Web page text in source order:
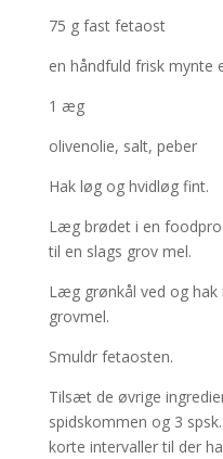
75 g fast fetaost
en håndfuld frisk mynte
1 æg
olivenolie, salt, peber
Hak løg og hvidløg fint.
Læg brødet i en
til en slags grov mel.
Læg grønkål ved og
grovmel.
Smuldr fetaosten.
Tilsæt de øvrige
spidskommen og 3
korte intervaller til der